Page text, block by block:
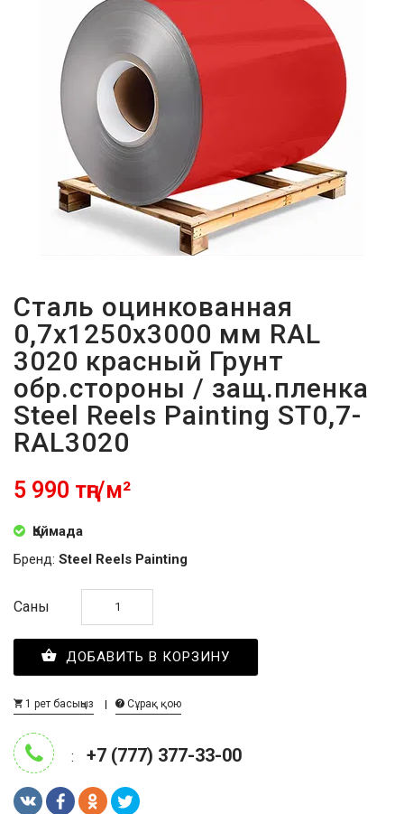
ҰМЫТТЫҢЫЗ
Сталь оцинкованная
0,7х1250х3000 мм RAL
3020 красный Грунт
обр.стороны / защ.пленка
Steel Reels Painting ST0,7-
RAL3020
5 990 тңг/м²
Қоймада
Бренд: Steel Reels Painting
Саны
ДОБАВИТЬ В КОРЗИНУ
1 рет басыңыз Сұрақ қою
: +7 (777) 377-33-00